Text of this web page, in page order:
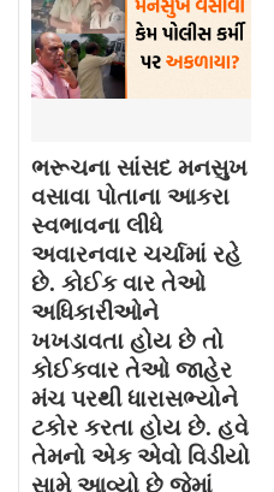
ભરૂચના સાંસદ મનસુખ
વસાવા પોતાના આકરા
સ્વભાવના લીધે
અવારનવાર ચર્ચામાં રહે
છે. કોઈક વાર તેઓ
અધિકારીઓને
ખખડાવતા હોય છે તો
કોઈકવાર તેઓ જાહેર
મંચ પરથી ધારાસભ્યોને
ટકોર કરતા હોય છે. હવે
તેમનો એક એવો વિડીયો
સામે આવ્યો છે જેમાં